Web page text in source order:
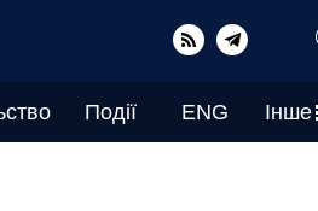
Події ENG Інше